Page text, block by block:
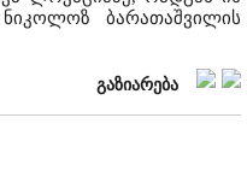
ბარათაშვილის
გაზიარება